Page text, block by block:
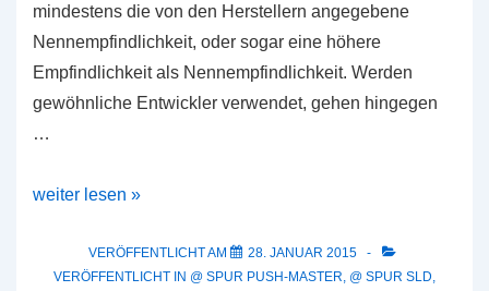
mindestens die von den Herstellern angegebene
Nennempfindlichkeit, oder sogar eine höhere
Empfindlichkeit als Nennempfindlichkeit. Werden
gewöhnliche Entwickler verwendet, gehen hingegen
…
SPUR
weiter lesen »
VERÖFFENTLICHT AM
28. JANUAR 2015
VERÖFFENTLICHT IN @ SPUR PUSH-MASTER, @ SPUR SLD,